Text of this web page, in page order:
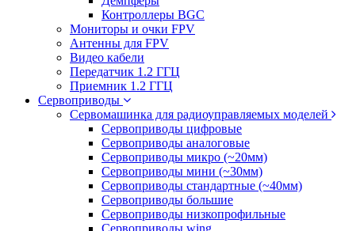
Контроллеры BGC
Мониторы и очки FPV
Антенны для FPV
Видео кабели
Передатчик 1.2 ГГЦ
Приемник 1.2 ГГЦ
Сервоприводы
Сервомашинка для радиоуправляемых моделей
Сервоприводы цифровые
Сервоприводы аналоговые
Сервоприводы микро (~20мм)
Сервоприводы мини (~30мм)
Сервоприводы стандартные (~40мм)
Сервоприводы большие
Сервоприводы низкопрофильные
Сервоприводы wing